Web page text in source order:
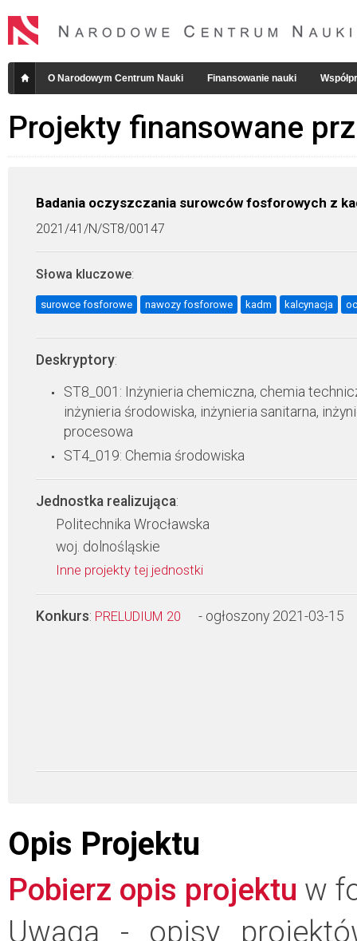
O Narodowym Centrum Nauki Finansowanie nauki
Projekty finansowane
Badania oczyszczania surowców fosforowych z
2021/41/N/ST8/00147
Słowa kluczowe:
surowce fosforowe nawozy fosforowe kadm kalcynacja
Deskryptory:
ST8_001: Inżynieria chemiczna, chemia
inżynieria środowiska, inżynieria sanitarna,
procesowa
ST4_019: Chemia środowiska
Jednostka realizująca:
Politechnika Wrocławska
woj. dolnośląskie
Inne projekty tej jednostki
Konkurs: PRELUDIUM 20 - ogłoszony 2021-03-15
Opis Projektu
Pobierz opis projektu w
Uwaga - opisy